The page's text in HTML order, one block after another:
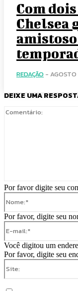
Com
Chelsea
REDAÇÃO -
DEIXE UMA
Por favor digite seu
Por favor, digite seu
Você digitou um
Por favor, digite seu